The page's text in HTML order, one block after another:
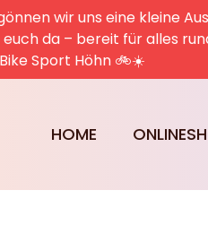
wir uns eine kleine
da – bereit für alles
Sport Höhn 🚲☀️
HOME